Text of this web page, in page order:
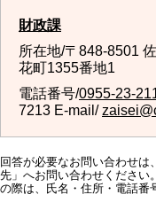
財政課
所在地/〒848-8501
花町1355番地1
電話番号/0955-23-
7213 E-mail/
回答が必要なお問い合わせは
先」へお問い合わせください
の際は、氏名・住所・電話番